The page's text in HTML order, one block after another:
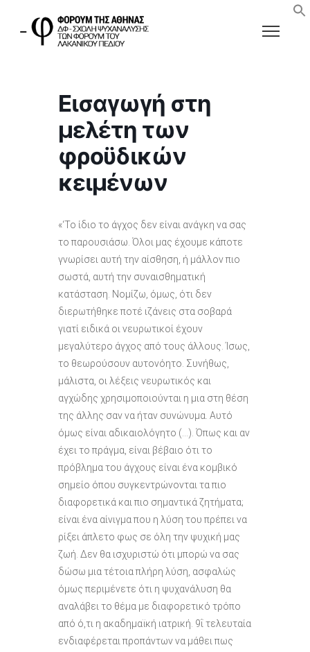
Εισαγωγή στη
μελέτη των
φροϋδικών
κειμένων
«‘Το ίδιο το άγχος δεν είναι ανάγκη να σας
το παρουσιάσω. Όλοι μας έχουμε κάποτε
γνωρίσει αυτή την αίσθηση, ή μάλλον πιο
σωστά, αυτή την συναισθηματική
κατάσταση. Νομίζω, όμως, ότι δεν
διερωτήθηκε ποτέ ιζάνεις στα σοβαρά
γιατί ειδικά οι νευρωτικοί έχουν
μεγαλύτερο άγχος από τους άλλους. Ίσως,
το θεωρούσουν αυτονόητο. Συνήθως,
μάλιστα, οι λέξεις νευρωτικός και
αγχώδης χρησιμοποιούνται η μια στη θέση
της άλλης σαν να ήταν συνώνυμα. Αυτό
όμως είναι αδικαιολόγητο (…). Όπως και αν
έχει το πράγμα, είναι βέβαιο ότι το
πρόβλημα του άγχους είναι ένα κομβικό
σημείο όπου συγκεντρώνονται τα πιο
διαφορετικά και πιο σημαντικά ζητήματα;
είναι ένα αίνιγμα που η λύση του πρέπει να
ρίξει άπλετο φως σε όλη την ψυχική μας
ζωή. Δεν θα ισχυριστώ ότι μπορώ να σας
δώσω μια τέτοια πλήρη λύση, ασφαλώς
όμως περιμένετε ότι η ψυχανάλυση θα
αναλάβει το θέμα με διαφορετικό τρόπο
από ό,τι η ακαδημαϊκή ιατρική. 9ΐ τελευταία
ενδιαφέρεται προπάντων να μάθει πως